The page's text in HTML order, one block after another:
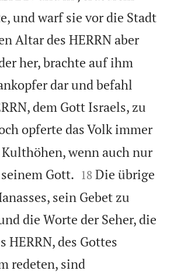
und warf sie vor die Stadt
Altar des HERRN aber
her, brachte auf ihm
dar und befahl
dem Gott Israels, zu
opferte das Volk immer
wenn auch nur
Gott. 

18 Die übrige
sein Gebet zu
die Worte der Seher, die
HERRN, des Gottes
redeten, sind